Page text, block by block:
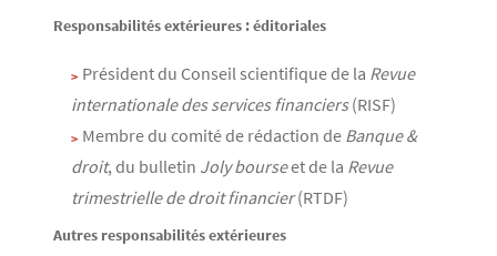
Responsabilités extérieures : éditoriales
Président du Conseil scientifique de la Revue
internationale des services financiers(RISF)
Membre du comité de rédaction de Banque &
droit, du bulletin Joly bourseet de la Revue
trimestrielle de droit financier(RTDF)
Autres responsabilités extérieures